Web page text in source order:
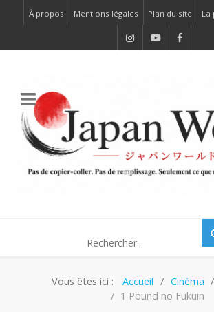
À propos Mentions légales Plan du site La
Vous êtes ici : Accueil Cinéma
1 Pound no Fukuin